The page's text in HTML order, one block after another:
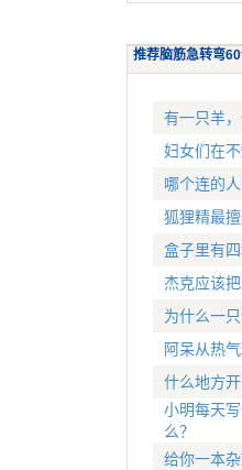
推荐脑筋急转弯
有一只羊
妇女们在
哪个连的
狐狸精最
盒子里有
杰克应该
为什么一
阿呆从热
什么地方
小明每天
么？
给你一本